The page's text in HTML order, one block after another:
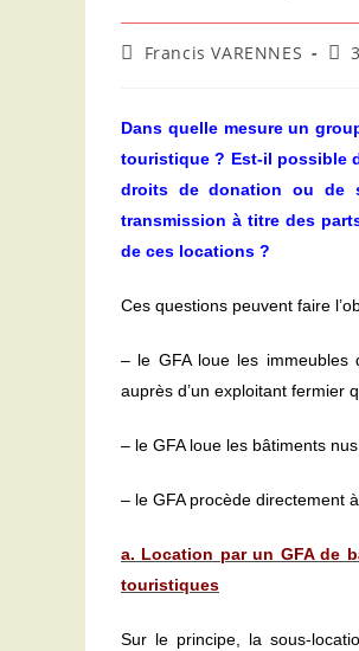
Auteur/autrice
publication :
Francis VARENNES
Dans quelle mesure un
touristique ? Est-il possible
droits de donation ou de
transmission à titre des
de ces locations ?
Ces questions peuvent faire
– le GFA loue les immeubles
auprès d’un exploitant fermier
– le GFA loue les bâtiments
– le GFA procède directement
a. Location par un GFA de
touristiques
Sur le principe, la sous-